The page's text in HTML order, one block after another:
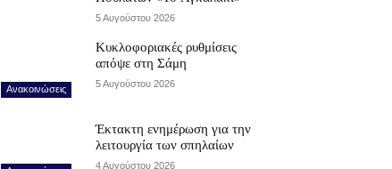
5 Αυγούστου 2026
Ανακοινώσεις
Κυκλοφοριακές ρυθμίσεις
απόψε στη Σάμη
5 Αυγούστου 2026
Έκτακτη ενημέρωση για την
λειτουργία των σπηλαίων
4 Αυγούστου 2026